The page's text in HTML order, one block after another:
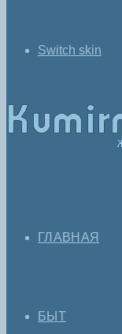
Switch skin
ГЛАВНАЯ
БЫТ